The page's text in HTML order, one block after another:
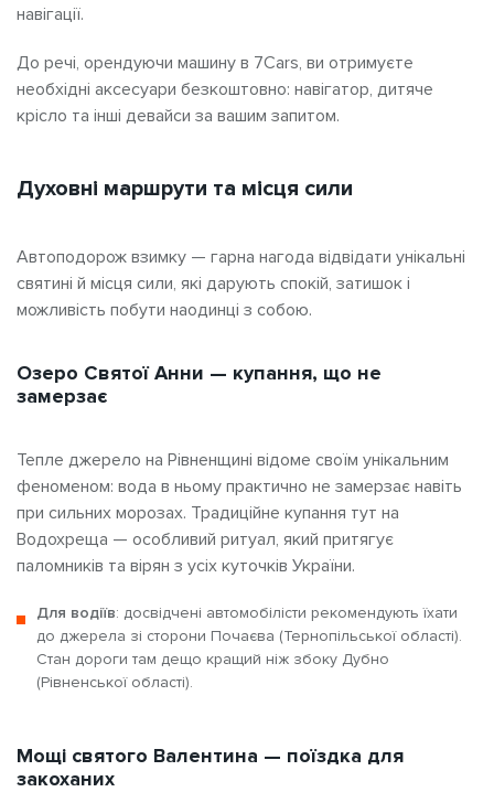
навігації.
До речі, орендуючи машину в 7Cars, ви отримуєте
необхідні аксесуари безкоштовно: навігатор, дитяче
крісло та інші девайси за вашим запитом.
Духовні маршрути та місця сили
Автоподорож взимку — гарна нагода відвідати унікальні
святині й місця сили, які дарують спокій, затишок і
можливість побути наодинці з собою.
Озеро Святої Анни — купання, що не
замерзає
Тепле джерело на Рівненщині відоме своїм унікальним
феноменом: вода в ньому практично не замерзає навіть
при сильних морозах. Традиційне купання тут на
Водохреща — особливий ритуал, який притягує
паломників та вірян з усіх куточків України.
Для водіїв: досвідчені автомобілісти рекомендують їхати
до джерела зі сторони Почаєва (Тернопільської області).
Стан дороги там дещо кращий ніж збоку Дубно
(Рівненської області).
Мощі святого Валентина — поїздка для
закоханих